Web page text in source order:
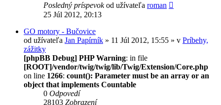
Posledný príspevokod užívateľa roman
25 Júl 2012, 20:13
GO motory - Bučovice
od užívateľa Jan Papírník » 11 Júl 2012, 15:55 » v Príbehy,
zážitky
[phpBB Debug] PHP Warning: in file
[ROOT]/vendor/twig/twig/lib/Twig/Extension/Core.php
on line 1266: count(): Parameter must be an array or an
object that implements Countable
0 Odpovedí
28103 Zobrazení